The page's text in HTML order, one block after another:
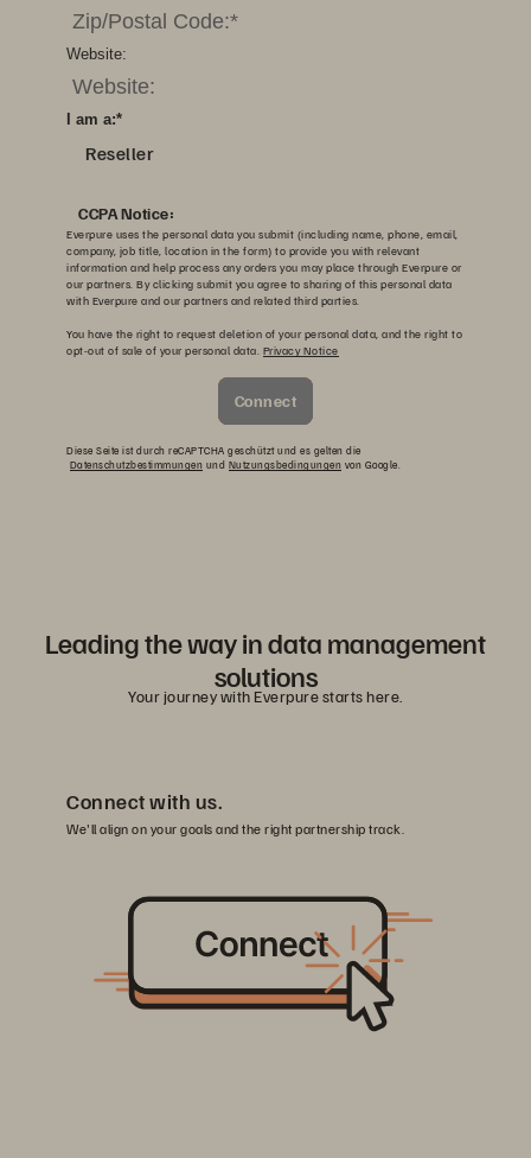
Website:
*
I am a:
Reseller
CCPA Notice:
Everpure uses the personal data you submit (including name, phone, email,
company, job title, location in the form) to provide you with relevant
information and help process any orders you may place through Everpure or
our partners. By clicking submit you agree to sharing of this personal data
with Everpure and our partners and related third parties.
You have the right to request deletion of your personal data, and the right to
opt-out of sale of your personal data. Privacy Notice
Connect
Diese Seite ist durch reCAPTCHA geschützt und es gelten die
Datenschutzbestimmungen und Nutzungsbedingungen von Google.
Leading the way in data management
solutions
Your journey with Everpure starts here.
Connect with us.
We'll align on your goals and the right partnership track.